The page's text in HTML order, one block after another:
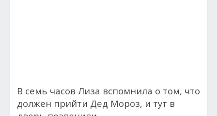
В семь часов Лиза вспомнила о том, что
должен прийти Дед Мороз, и тут в